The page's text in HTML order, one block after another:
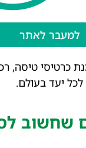
למעבר לאתר
כרטיסי טיסה,
לכל יעד בעולם.
שחשוב